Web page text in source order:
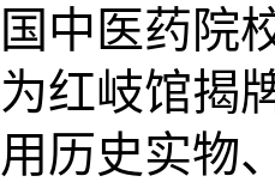
国中医药院
为红岐馆揭
用历史实物